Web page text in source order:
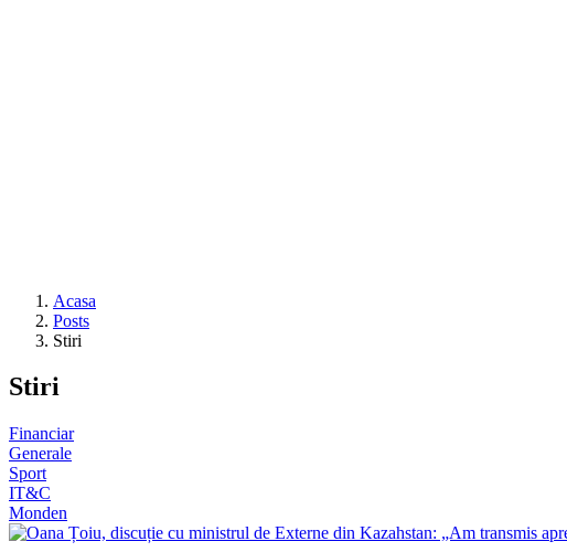
Acasa
Posts
Stiri
Stiri
Financiar
Generale
Sport
IT&C
Monden